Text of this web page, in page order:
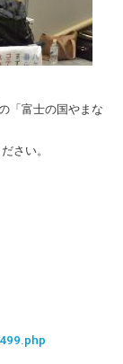
「富士の国やまな
さい。